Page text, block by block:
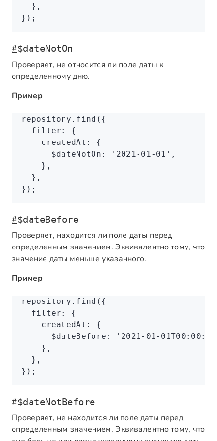
  }
,
});
#$dateNotOn
Проверяет, не относится ли поле даты к
определенному дню.
Пример
repository .find ({
  filter
:
{
    createdAt
:
{
      $dateNotOn
: '2021-01-01' ,
    }
,
  }
,
});
#$dateBefore
Проверяет, находится ли поле даты перед
определенным значением. Эквивалентно тому, что
значение даты меньше указанного.
Пример
repository .find ({
  filter
:
{
    createdAt
:
{
      $dateBefore
:
'2021-01-
    }
,
  }
,
});
#$dateNotBefore
Проверяет, не находится ли поле даты перед
определенным значением. Эквивалентно тому, что